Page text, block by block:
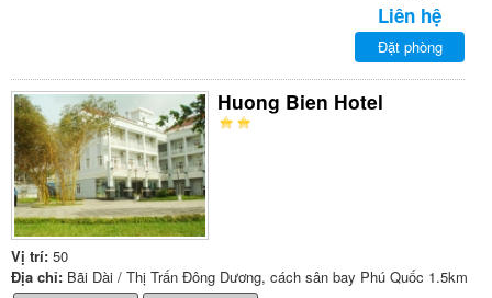
Liên hệ
Đặt phòng
Huong Bien Hotel
Vị trí: 50
Địa chỉ: Bãi Dài / Thị Trấn Đông Dương, cách sân bay Phú Quốc 1.5km